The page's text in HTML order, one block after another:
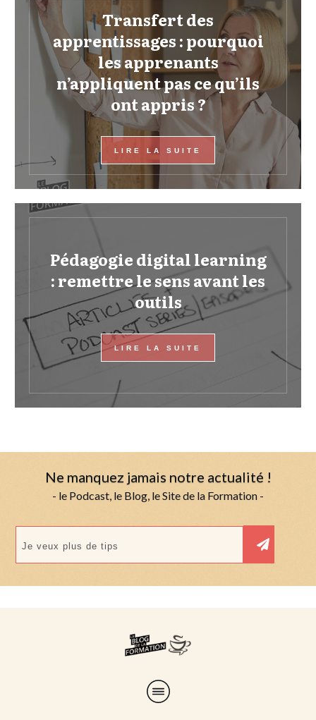
Transfert des
apprentissages : pourquoi
les apprenants
n’appliquent pas ce qu’ils
ont appris ?
LIRE LA SUITE
Pédagogie digital learning
: remettre le sens avant les
outils
LIRE LA SUITE
Ne manquez jamais notre actualité !
- le Podcast, le Blog, le Site de la Formation -